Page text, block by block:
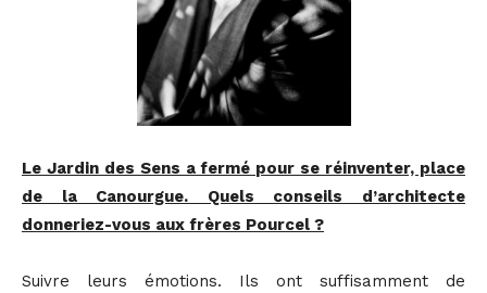
Le Jardin des Sens a fermé pour se réinventer, place
de la Canourgue. Quels conseils d’architecte
donneriez-vous aux frères Pourcel ?
Suivre leurs émotions. Ils ont suffisamment de